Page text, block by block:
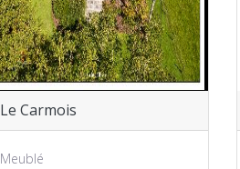
Le Carmois
Meublé